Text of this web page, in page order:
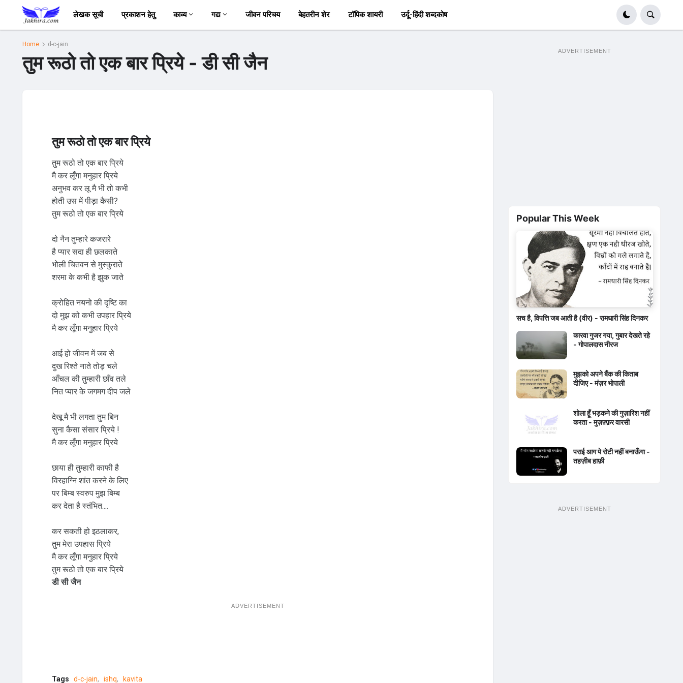
लेखक सूची प्रकाशन हेतु काव्य गद्य जीवन परिचय बेहतरीन शेर टॉपिक शायरी उर्दू-हिंदी शब्दकोष
Home d-c-jain
तुम रूठो तो एक बार प्रिये - डी सी जैन
तुम रूठो तो एक बार प्रिये
तुम रूठो तो एक बार प्रिये
मै कर लूँगा मनुहार प्रिये
अनुभव कर लू मै भी तो कभी
होती उस में पीड़ा कैसी?
तुम रूठो तो एक बार प्रिये
दो नैन तुम्हारे कजरारे
है प्यार सदा ही छलकाते
भोली चितवन से मुस्कुराते
शरमा के कभी है झुक जाते
क्रोहित नयनो की दृष्टि का
दो मुझ को कभी उपहार प्रिये
मै कर लूँगा मनुहार प्रिये
आई हो जीवन में जब से
दुख रिश्ते नाते तोड़ चले
आँचल की तुम्हारी छाँव तले
नित प्यार के जगमग दीप जले
देखू मै भी लगता तुम बिन
सुना कैसा संसार प्रिये !
मै कर लूँगा मनुहार प्रिये
छाया ही तुम्हारी काफी है
विरहाग्नि शांत करने के लिए
पर बिम्ब स्वरुप मुझ बिम्ब
कर देता है स्तंभित....
कर सकती हो इठलाकर,
तुम मेरा उपहास प्रिये
मै कर लूँगा मनुहार प्रिये
तुम रूठो तो एक बार प्रिये
डी सी जैन
ADVERTISEMENT
Tags d-c-jain ishq kavita
ADVERTISEMENT
Popular This Week
सच है, विपत्ति जब आती है (वीर) - रामधारी सिंह दिनकर
कारवा गुजर गया, गुबार देखते रहे
- गोपालदास नीरज
मुझको अपने बैंक की किताब
दीजिए - मंज़र भोपाली
शोला हूँ भड़कने की गुज़ारिश नहीं
करता - मुज़फ़्फ़र वारसी
पराई आग पे रोटी नहीं बनाऊँगा -
तहज़ीब हाफ़ी
ADVERTISEMENT